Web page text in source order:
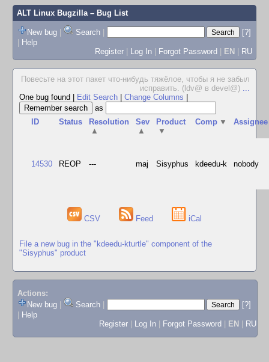
ALT Linux Bugzilla– Bug List
New bug | Search |
[?]
| Help
Register | Log In | Forgot Password | EN | RU
Повесьте на этот пакет что-нибудь тяжёлое, чтобы я не забыл
исправить. (ldv@ в devel@) ...
One bug found
Edit Search Change Columns
as
ID
Status
Resolution
▲
Sev
▲
Product
▼
Comp ▼ Assignee
14530 REOP --- maj Sisyphus kdeedu-k nobody
CSV Feed iCal
File a new bug in the "kdeedu-kturtle" component of the
"Sisyphus" product
Actions:
New bug
Search
[?]
Help
Register
Log In Forgot Password EN RU